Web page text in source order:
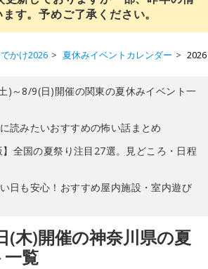
す。予めご了承ください。
かけ2026 夏休みイベントカレンダー
)～8/9(日)開催の関東の夏休みイベント一
に読みたいおすすめの怖い話まとめ
】全国の夏祭り注目27選。見どころ・日程
日も安心！おすすめ屋内施設・室内遊び
(木)開催の神奈川県の夏
覧